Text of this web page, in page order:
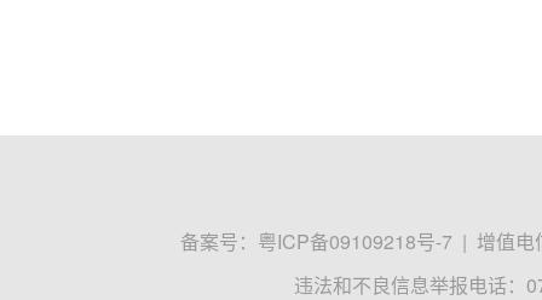
备案号： 粤ICP备09109218号-7 | 增值电
违法和不良信息举报电话：